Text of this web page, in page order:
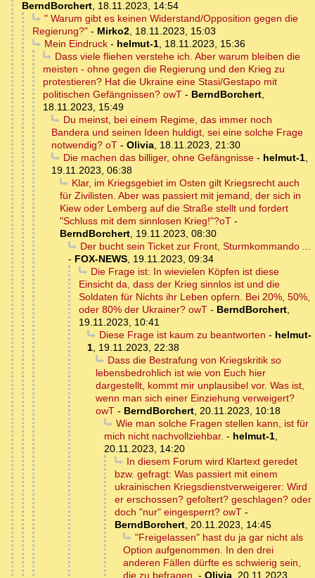
BerndBorchert, 18.11.2023, 14:54
" Warum gibt es keinen Widerstand/Opposition gegen die
Regierung?" - Mirko2, 18.11.2023, 15:03
Mein Eindruck- helmut-1, 18.11.2023, 15:36
Dass viele fliehen verstehe ich. Aber warum bleiben die
meisten - ohne gegen die Regierung und den Krieg zu
protestieren? Hat die Ukraine eine Stasi/Gestapo mit
politischen Gefängnissen? owT - BerndBorchert,
18.11.2023, 15:49
Du meinst, bei einem Regime, das immer noch
Bandera und seinen Ideen huldigt, sei eine solche Frage
notwendig? oT - Olivia, 18.11.2023, 21:30
Die machen das billiger, ohne Gefängnisse- helmut-1,
19.11.2023, 06:38
Klar, im Kriegsgebiet im Osten gilt Kriegsrecht auch
für Zivilisten. Aber was passiert mit jemand, der sich in
Kiew oder Lemberg auf die Straße stellt und fordert
"Schluss mit dem sinnlosen Krieg!"?oT -
BerndBorchert, 19.11.2023, 08:30
Der bucht sein Ticket zur Front, Sturmkommando ...
- FOX-NEWS, 19.11.2023, 09:34
Die Frage ist: In wievielen Köpfen ist diese
Einsicht da, dass der Krieg sinnlos ist und die
Soldaten für Nichts ihr Leben opfern. Bei 20%, 50%,
oder 80% der Ukrainer? owT - BerndBorchert,
19.11.2023, 10:41
Diese Frage ist kaum zu beantworten - helmut-
1, 19.11.2023, 22:38
Dass die Bestrafung von Kriegskritik so
lebensbedrohlich ist wie von Euch hier
dargestellt, kommt mir unplausibel vor. Was ist,
wenn man sich einer Einziehung verweigert?
owT - BerndBorchert, 20.11.2023, 10:18
Wie man solche Fragen stellen kann, ist für
mich nicht nachvollziehbar. - helmut-1,
20.11.2023, 14:20
In diesem Forum wird Klartext geredet
bzw. gefragt: Was passiert mit einem
ukrainischen Kriegsdienstverweigerer: Wird
er erschossen? gefoltert? geschlagen? oder
doch "nur" eingesperrt? owT -
BerndBorchert, 20.11.2023, 14:45
"Freigelassen" hast du ja gar nicht als
Option aufgenommen. In den drei
anderen Fällen dürfte es schwierig sein,
die zu befragen. - Olivia, 20.11.2023,